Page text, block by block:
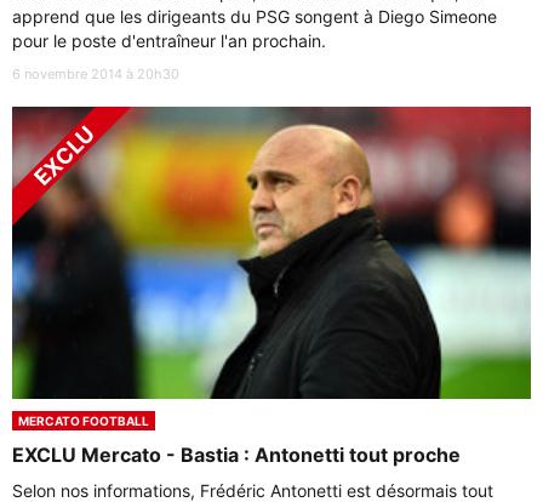
apprend que les dirigeants du PSG songent à Diego Simeone
pour le poste d'entraîneur l'an prochain.
6 novembre 2014 à 20h30
MERCATO FOOTBALL
EXCLU Mercato - Bastia : Antonetti tout proche
Selon nos informations, Frédéric Antonetti est désormais tout